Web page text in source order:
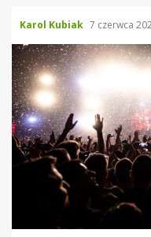
Karol Kubiak 7 czerwca